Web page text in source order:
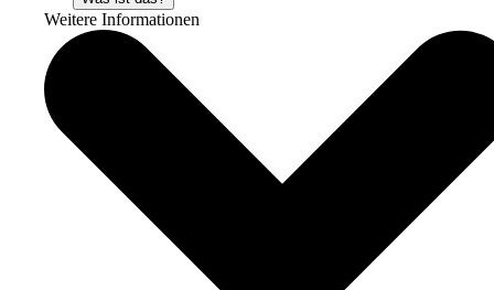
Weitere Informationen